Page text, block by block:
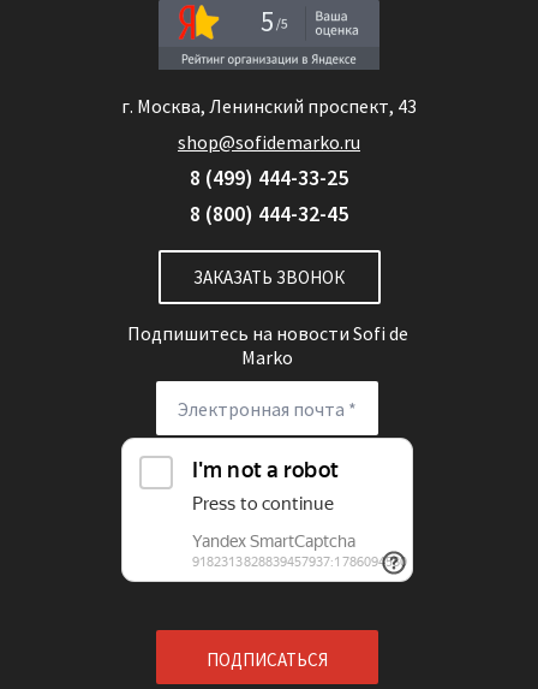
5
г. Москва, Ленинский проспект, 43
shop@sofidemarko.ru
8 (499) 444-33-25
8 (800) 444-32-45
ЗАКАЗАТЬ ЗВОНОК
Подпишитесь на новости Sofi de
Marko